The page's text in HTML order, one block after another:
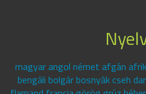
magyar angol német afgán
bengáli bolgár bosnyák cseh